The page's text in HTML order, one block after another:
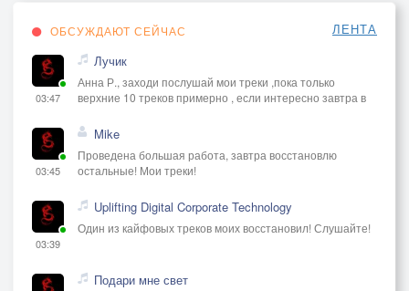
ОБСУЖДАЮТ СЕЙЧАС ЛЕНТА
03:47
Лучик
Анна Р., заходи послушай мои треки ,пока только
верхние 10 треков примерно , если интересно завтра в
03:45
Mike
Проведена большая работа, завтра восстановлю
остальные! Мои треки!
03:39
Uplifting Digital Corporate Technology
Один из кайфовых треков моих восстановил! Слушайте!
Подари мне свет